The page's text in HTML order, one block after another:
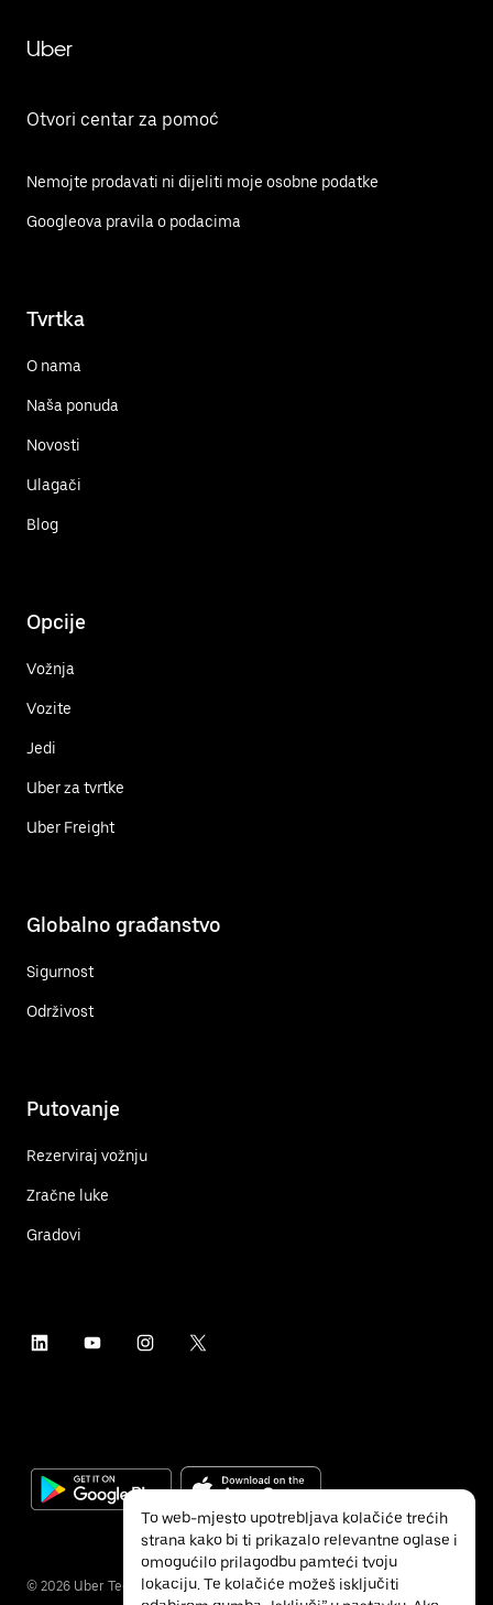
Uber
Otvori centar za pomoć
Nemojte prodavati ni dijeliti moje osobne podatke
Googleova pravila o podacima
Tvrtka
O nama
Naša ponuda
Novosti
Ulagači
Blog
Opcije
Vožnja
Vozite
Jedi
Uber za tvrtke
Uber Freight
Globalno građanstvo
Sigurnost
Održivost
Putovanje
Rezerviraj vožnju
Zračne luke
Gradovi
© 2026 Uber Technologies Inc.
To web-mjesto upotrebljava kolačiće trećih
strana kako bi ti prikazalo relevantne oglase i
omogućilo prilagodbu pamteći tvoju
lokaciju. Te kolačiće možeš isključiti